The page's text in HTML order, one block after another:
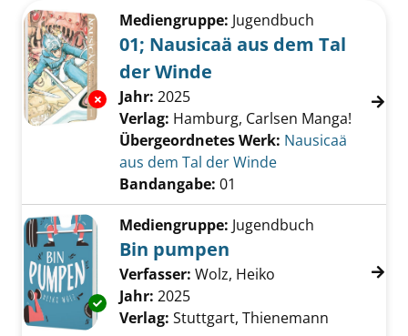
Zu den Suchfiltern springen
Exemplar-Details von 01; Nausicaä aus dem
Mediengruppe: Jugendbuch
01; Nausicaä aus dem Tal
der Winde
Suche nach diesem Verfasser
Jahr: 2025
Verlag: Hamburg, Carlsen Manga!
Übergeordnetes Werk: Nausicaä
aus dem Tal der Winde
Bandangabe: 01
Exemplar-Details von Bin pumpen anzeigen
Mediengruppe: Jugendbuch
Bin pumpen
Verfasser: Wolz, Heiko Suche nach
Jahr: 2025
Verlag: Stuttgart, Thienemann